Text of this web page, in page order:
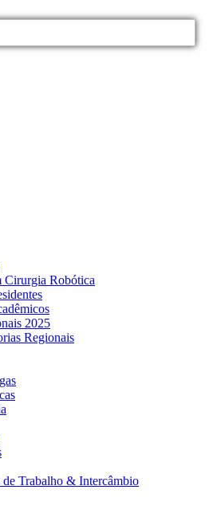
Cirurgia Robótica
2025
Regionais
de Trabalho & Intercâmbio